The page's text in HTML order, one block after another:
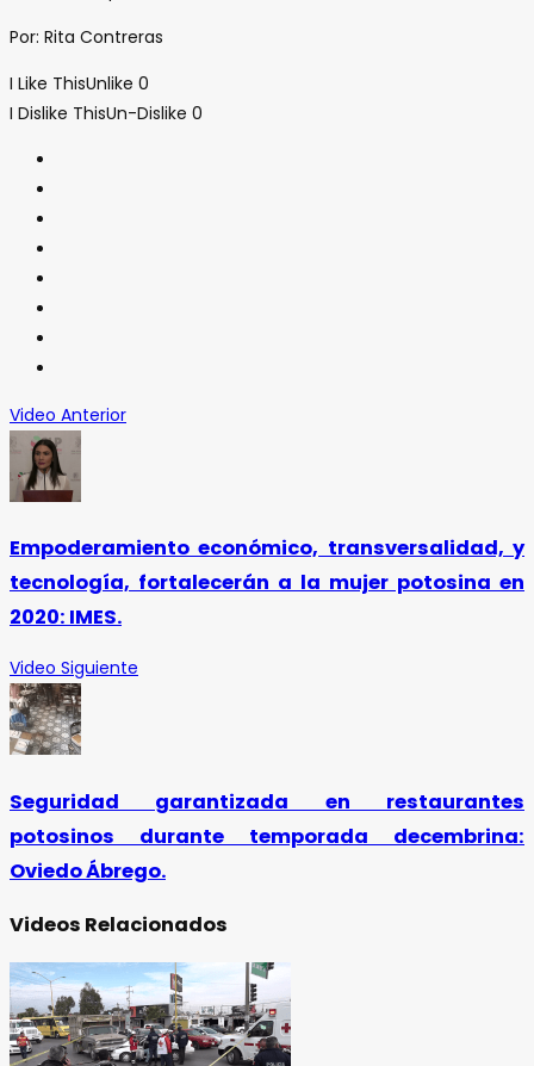
Por: Rita Contreras
I Like ThisUnlike 0
I Dislike ThisUn-Dislike 0
Video Anterior
Empoderamiento económico, transversalidad, y
tecnología, fortalecerán a la mujer potosina en
2020: IMES.
Video Siguiente
Seguridad garantizada en restaurantes
potosinos durante temporada decembrina:
Oviedo Ábrego.
Videos Relacionados